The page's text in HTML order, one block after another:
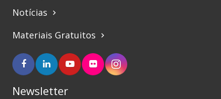
Notícias keyboard_arrow_right
Materiais Gratuitos keyboard_arrow_right
Newsletter